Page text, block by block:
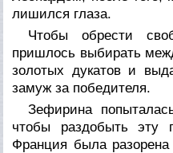
лишился глаза.
Чтобы обрести
пришлось выбирать
золотых дукатов и
замуж за победителя.
Зефирина
чтобы раздобыть эту
Франция была